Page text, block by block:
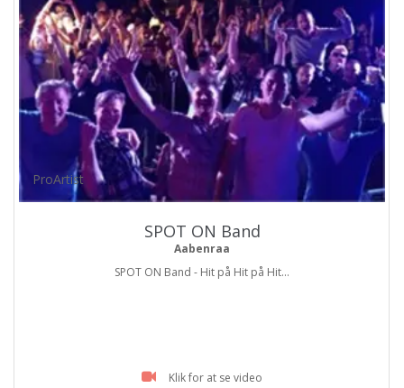
ProArtist
SPOT ON Band
Aabenraa
SPOT ON Band - Hit på Hit på Hit...
Klik for at se video